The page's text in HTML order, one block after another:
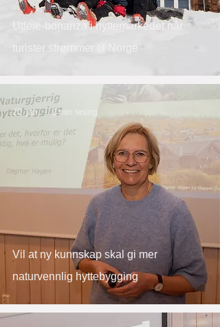
Utleie-bonanza i hyttemarkedet når
turister strømmer til Norge
Vil at ny kunnskap skal gi mer
naturvennlig hyttebygging
20. jan. 2 min lesing